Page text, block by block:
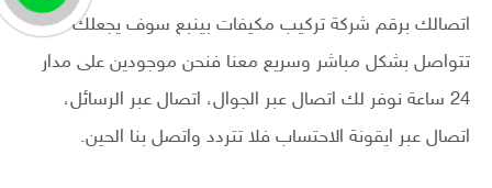
اتصالك برقم شركة تركيب مكيفات بينبع سوف يجعلك
تتواصل بشكل مباشر وسريع معنا فنحن موجودين على مدار
24 ساعة نوفر لك اتصال عبر الجوال، اتصال عبر الرسائل،
اتصال عبر ايقونة الاحتساب فلا تتردد واتصل بنا الحين.